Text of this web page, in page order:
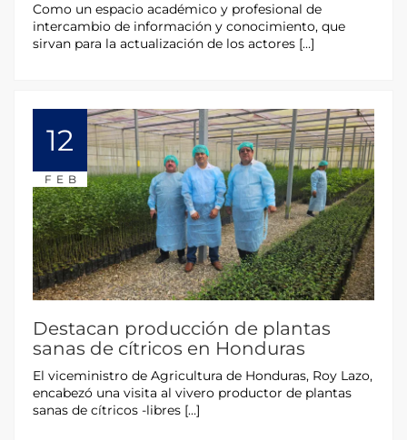
Como un espacio académico y profesional de
intercambio de información y conocimiento, que
sirvan para la actualización de los actores […]
12
FEB
Destacan producción de plantas
sanas de cítricos en Honduras
El viceministro de Agricultura de Honduras, Roy Lazo,
encabezó una visita al vivero productor de plantas
sanas de cítricos -libres […]